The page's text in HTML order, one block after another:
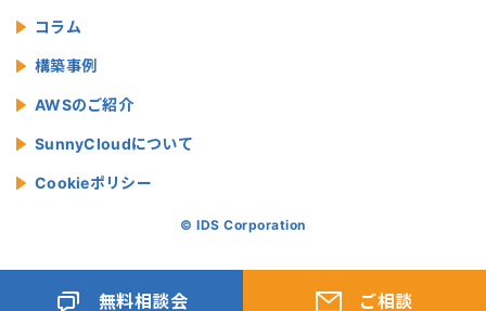
コラム
構築事例
AWSのご紹介
SunnyCloudについて
Cookieポリシー
© IDS Corporation
無料相談会 ご相談